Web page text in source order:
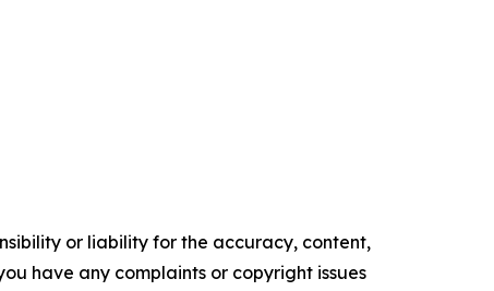
or liability for the accuracy, content,
have any complaints or copyright issues